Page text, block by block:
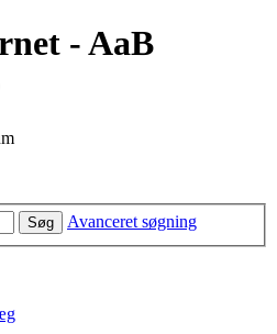
- AaB
Søg Avanceret søgning